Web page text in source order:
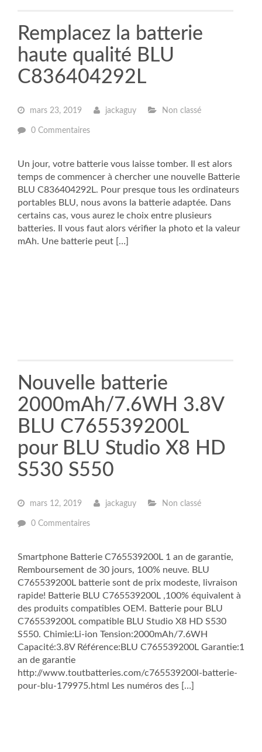
Remplacez la batterie
haute qualité BLU
C836404292L
mars 23, 2019 jackaguy Non classé
0 Commentaires
Un jour, votre batterie vous laisse tomber. Il est alors
temps de commencer à chercher une nouvelle Batterie
BLU C836404292L. Pour presque tous les ordinateurs
portables BLU, nous avons la batterie adaptée. Dans
certains cas, vous aurez le choix entre plusieurs
batteries. Il vous faut alors vérifier la photo et la valeur
mAh. Une batterie peut […]
Nouvelle batterie
2000mAh/7.6WH 3.8V
BLU C765539200L
pour BLU Studio X8 HD
S530 S550
mars 12, 2019 jackaguy Non classé
0 Commentaires
Smartphone Batterie C765539200L 1 an de garantie,
Remboursement de 30 jours, 100% neuve. BLU
C765539200L batterie sont de prix modeste, livraison
rapide! Batterie BLU C765539200L ,100% équivalent à
des produits compatibles OEM. Batterie pour BLU
C765539200L compatible BLU Studio X8 HD S530
S550. Chimie:Li-ion Tension:2000mAh/7.6WH
Capacité:3.8V Référence:BLU C765539200L Garantie:1
an de garantie
http://www.toutbatteries.com/c765539200l-batterie-
pour-blu-179975.html Les numéros des […]